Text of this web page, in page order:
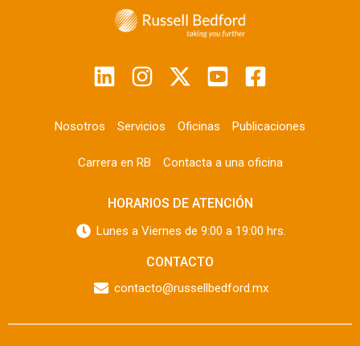
Nosotros Servicios Oficinas Publicaciones
Carrera en RB Contacta a una oficina
HORARIOS DE ATENCIÓN
Lunes a Viernes de 9:00 a 19:00 hrs.
CONTACTO
contacto@russellbedford.mx